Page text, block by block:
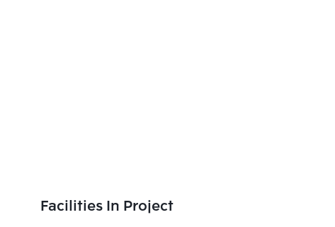
Facilities In Project